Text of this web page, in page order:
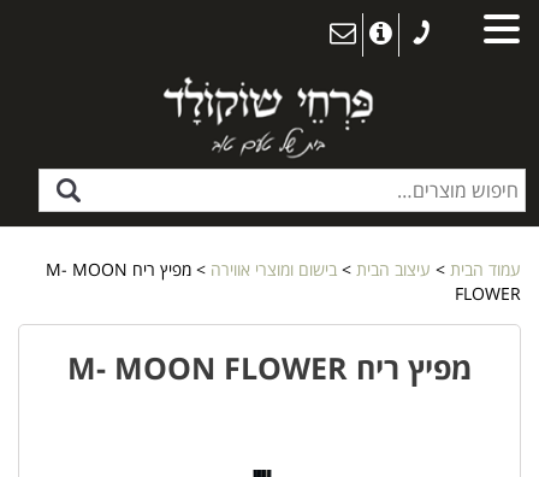
עמוד הבית > עיצוב הבית > בישום ומוצרי אווירה
> מפיץ ריח M- MOON
FLOWER
מפיץ ריח M- MOON FLOWER